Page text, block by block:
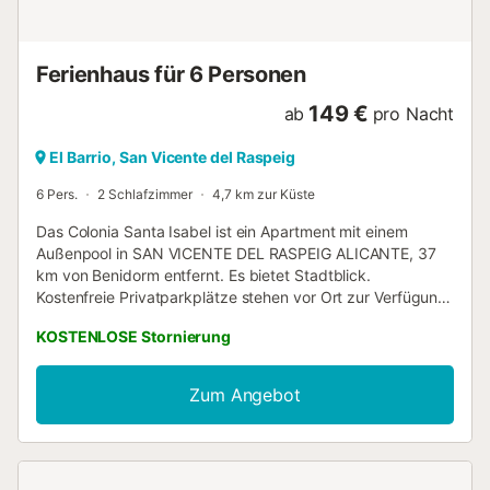
Ferienhaus für 6 Personen
ab 149 € pro Nacht
El Barrio, San Vicente del Raspeig
6 Pers. 2 Schlafzimmer 4,7 km zur Küste
Das Colonia Santa Isabel ist ein Apartment mit einem
Außenpool in SAN VICENTE DEL RASPEIG ALICANTE, 37
km von Benidorm entfernt. Es bietet Stadtblick.
Kostenfreie Privatparkplätze stehen vor Ort zur Verfügung.
Küche mit einem Geschirrspüler. Ein Flachbild-TV und ein
Blu-ray-Player sind ebenfalls vorhanden. Alicante liegt 4,1
km von der Unterkunft entfernt und Altea erreichen Sie
nach 47 km. Der nächstgelegene Flughafen ist der 12 km
entfernte Flughafen Alicante....
KOSTENLOSE Stornierung
Zum Angebot